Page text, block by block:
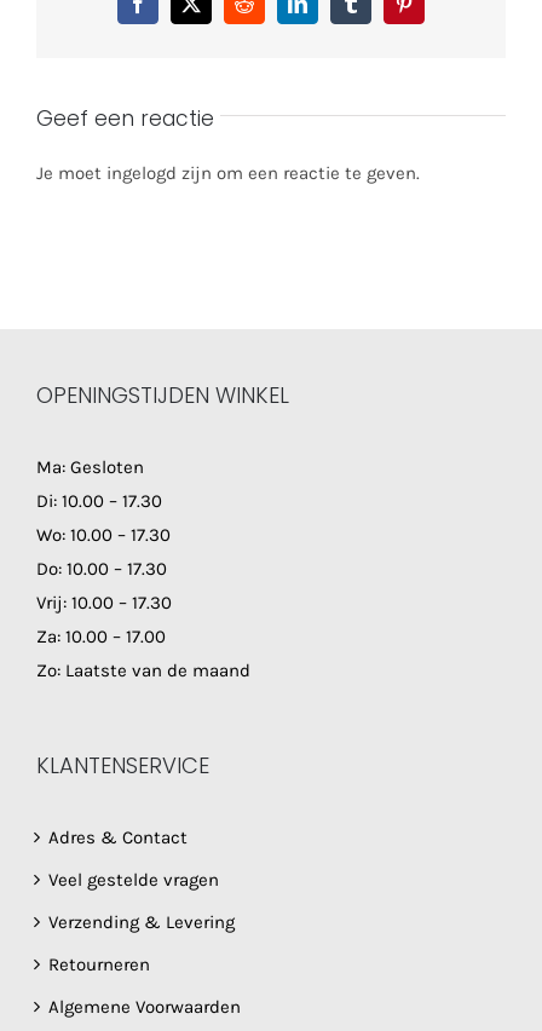
Facebook
X RedditLinkedInTumblrPinterest
Geef een reactie
Je moet ingelogd zijn om een reactie te geven.
OPENINGSTIJDEN WINKEL
Ma: Gesloten
Di: 10.00 – 17.30
Wo: 10.00 – 17.30
Do: 10.00 – 17.30
Vrij: 10.00 – 17.30
Za: 10.00 – 17.00
Zo: Laatste van de maand
KLANTENSERVICE
Adres & Contact
Veel gestelde vragen
Verzending & Levering
Retourneren
Algemene Voorwaarden